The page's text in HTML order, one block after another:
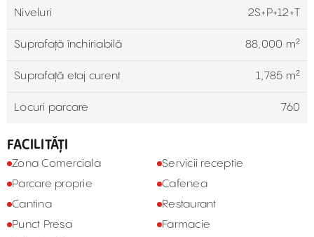
Niveluri 2S+P+12+T
Suprafață închiriabilă 88,000 m²
Suprafață etaj curent 1,785 m²
Locuri parcare 760
FACILITĂȚI
Zona Comerciala
Servicii receptie
Parcare proprie
Cafenea
Cantina
Restaurant
Punct Presa
Farmacie